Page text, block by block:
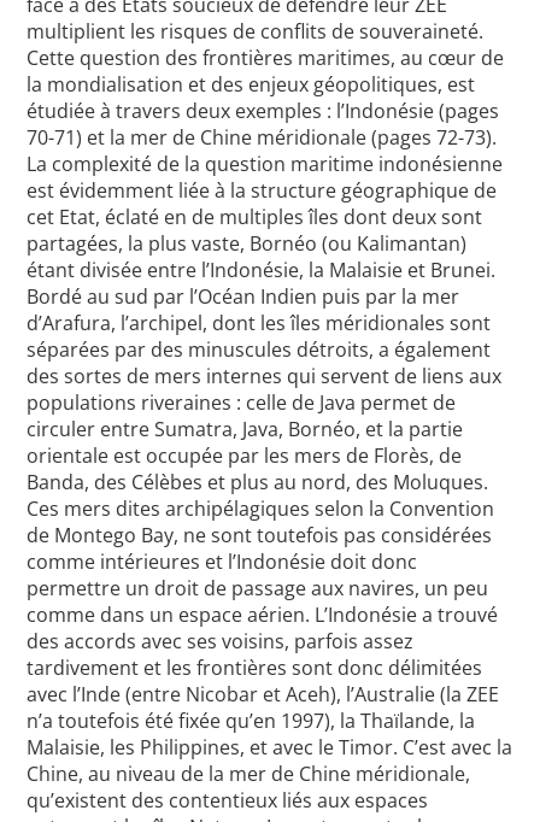
multiplient les risques de conflits de souveraineté.
Cette question des frontières maritimes, au cœur de
la mondialisation et des enjeux géopolitiques, est
étudiée à travers deux exemples : l’Indonésie (pages
70-71) et la mer de Chine méridionale (pages 72-73).
La complexité de la question maritime indonésienne
est évidemment liée à la structure géographique de
cet Etat, éclaté en de multiples îles dont deux sont
partagées, la plus vaste, Bornéo (ou Kalimantan)
étant divisée entre l’Indonésie, la Malaisie et Brunei.
Bordé au sud par l’Océan Indien puis par la mer
d’Arafura, l’archipel, dont les îles méridionales sont
séparées par des minuscules détroits, a également
des sortes de mers internes qui servent de liens aux
populations riveraines : celle de Java permet de
circuler entre Sumatra, Java, Bornéo, et la partie
orientale est occupée par les mers de Florès, de
Banda, des Célèbes et plus au nord, des Moluques.
Ces mers dites archipélagiques selon la Convention
de Montego Bay, ne sont toutefois pas considérées
comme intérieures et l’Indonésie doit donc
permettre un droit de passage aux navires, un peu
comme dans un espace aérien. L’Indonésie a trouvé
des accords avec ses voisins, parfois assez
tardivement et les frontières sont donc délimitées
avec l’Inde (entre Nicobar et Aceh), l’Australie (la ZEE
n’a toutefois été fixée qu’en 1997), la Thaïlande, la
Malaisie, les Philippines, et avec le Timor. C’est avec la
Chine, au niveau de la mer de Chine méridionale,
qu’existent des contentieux liés aux espaces